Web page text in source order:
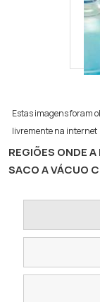
Estas imagens foram
livremente na internet
REGIÕES ONDE
SACO A VÁCUO